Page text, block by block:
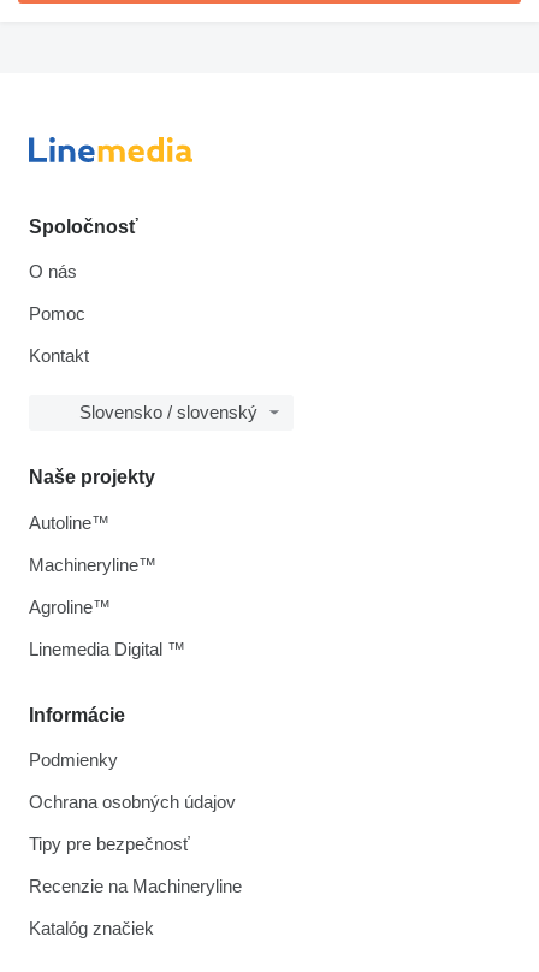
Spoločnosť
O nás
Pomoc
Kontakt
Slovensko / slovenský
Informácie
Podmienky
Ochrana osobných údajov
Tipy pre bezpečnosť
Recenzie na Machineryline
Katalóg značiek
Naše projekty
Autoline™
Machineryline™
Agroline™
Linemedia Digital ™